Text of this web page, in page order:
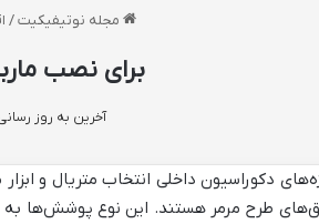
مجله نوتیفیکیت /
برای نصب
آخرین به روز رسانی: 16/01/
دکوراسیون داخلی انتخاب متریال و
طرح مرمر هستند. این نوع پوشش‌ها به